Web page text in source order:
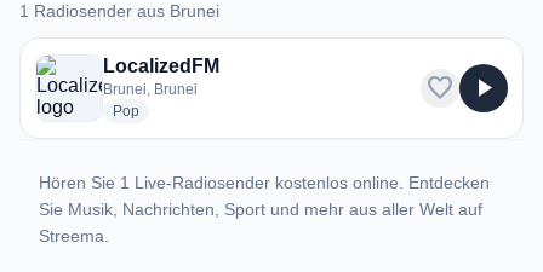
1 Radiosender aus Brunei
1 Radiosender aus Brunei
LocalizedFM
Brunei, Brunei
Popradio stations
favorite play_arrow
Hören Sie 1 Live-Radiosender kostenlos online. Entdecken
Sie Musik, Nachrichten, Sport und mehr aus aller Welt auf
Streema.